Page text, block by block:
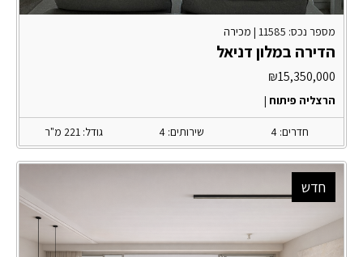
מספר נכס: 11585 | מכירה
הדירה במלון דניאל
₪15,350,000
הרצליה פיתוח |
חדרים: 4 שירותים: 4 גודל: 221 מ"ר
חדש